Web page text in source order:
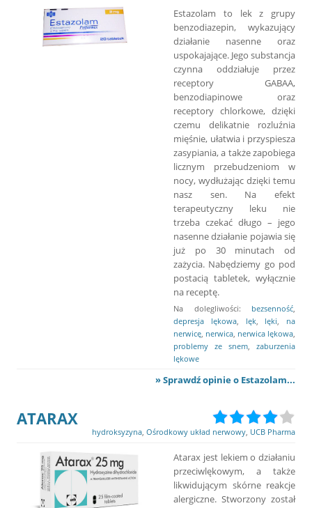
Estazolam to lek z grupy
benzodiazepin, wykazujący
działanie nasenne oraz
uspokajające. Jego substancja
czynna oddziałuje przez
receptory GABAA,
benzodiapinowe oraz
receptory chlorkowe, dzięki
czemu delikatnie rozluźnia
mięśnie, ułatwia i przyspiesza
zasypiania, a także zapobiega
licznym przebudzeniom w
nocy, wydłużając dzięki temu
nasz sen. Na efekt
terapeutyczny leku nie
trzeba czekać długo – jego
nasenne działanie pojawia się
już po 30 minutach od
zażycia. Nabędziemy go pod
postacią tabletek, wyłącznie
na receptę.
Na dolegliwości: bezsenność
depresja lękowa, lęk, lęki
na
nerwicę nerwica nerwica lękowa
problemy ze snem
zaburzenia
lękowe
» Sprawdź opinie o Estazolam...
ATARAX
hydroksyzyna Ośrodkowy układ nerwowy UCB Pharma
Atarax jest lekiem o działaniu
przeciwlękowym, a także
likwidującym skórne reakcje
alergiczne. Stworzony został